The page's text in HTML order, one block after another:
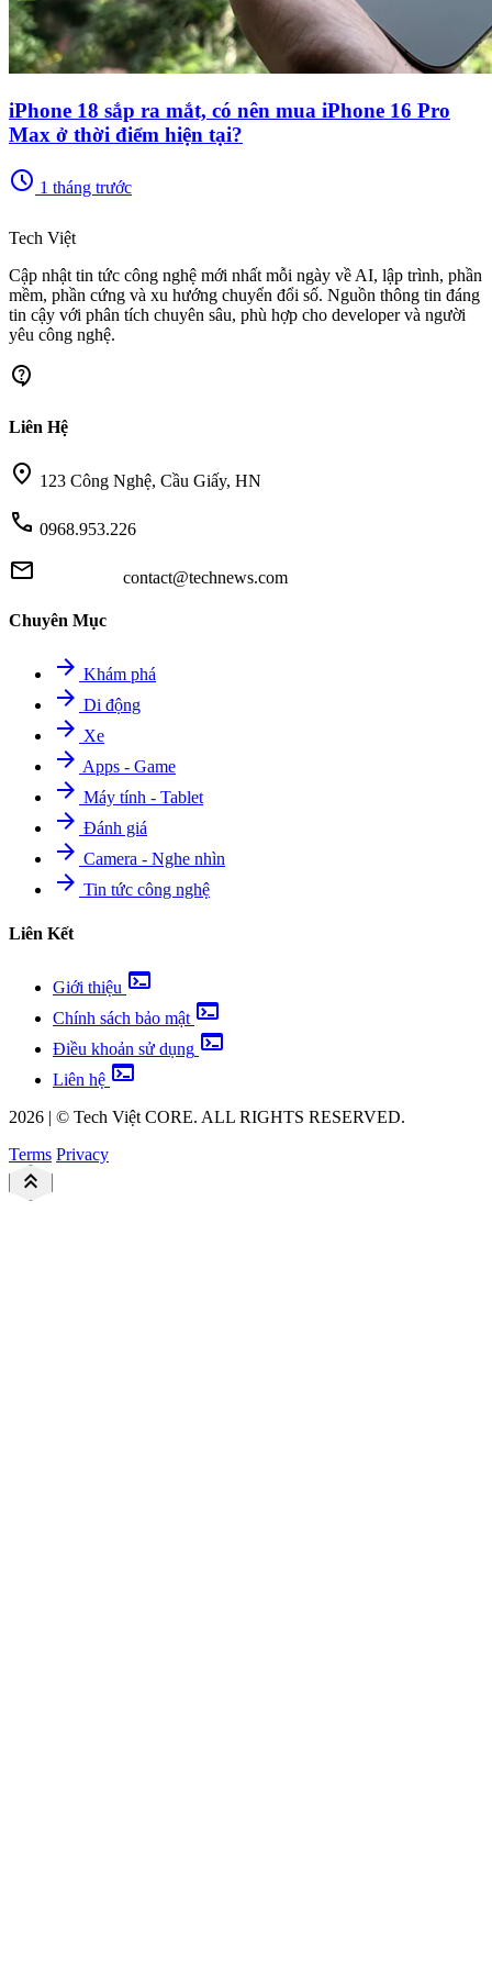
iPhone 18 sắp ra mắt, có nên mua iPhone 16 Pro
Max ở thời điểm hiện tại?
schedule 1 tháng trước
Tech Việt
Cập nhật tin tức công nghệ mới nhất mỗi ngày về AI, lập trình, phần
mềm, phần cứng và xu hướng chuyển đổi số. Nguồn thông tin đáng
tin cậy với phân tích chuyên sâu, phù hợp cho developer và người
yêu công nghệ.
contact_support
Liên Hệ
location_on 123 Công Nghệ, Cầu Giấy, HN
call 0968.953.226
mail contact@technews.com
Chuyên Mục
arrow_forward Khám phá
arrow_forward Di động
arrow_forward Xe
arrow_forward Apps - Game
arrow_forward Máy tính - Tablet
arrow_forward Đánh giá
arrow_forward Camera - Nghe nhìn
arrow_forward Tin tức công nghệ
Liên Kết
Giới thiệu terminal
Chính sách bảo mật terminal
Điều khoản sử dụng terminal
Liên hệ terminal
2026 | © Tech Việt CORE. ALL RIGHTS RESERVED.
Terms Privacy
keyboard_double_arrow_up